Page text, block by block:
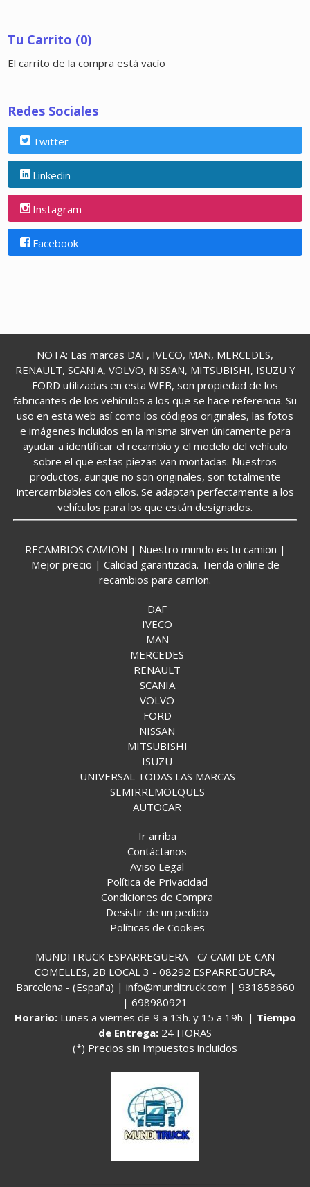
Tu Carrito (0)
El carrito de la compra está vacío
Redes Sociales
Twitter
Linkedin
Instagram
Facebook
NOTA: Las marcas DAF, IVECO, MAN, MERCEDES,
RENAULT, SCANIA, VOLVO, NISSAN, MITSUBISHI, ISUZU Y
FORD utilizadas en esta WEB, son propiedad de los
fabricantes de los vehículos a los que se hace referencia. Su
uso en esta web así como los códigos originales, las fotos
e imágenes incluidos en la misma sirven únicamente para
ayudar a identificar el recambio y el modelo del vehículo
sobre el que estas piezas van montadas. Nuestros
productos, aunque no son originales, son totalmente
intercambiables con ellos. Se adaptan perfectamente a los
vehículos para los que están designados.
RECAMBIOS CAMION | Nuestro mundo es tu camion |
Mejor precio | Calidad garantizada. Tienda online de
recambios para camion.
DAF
IVECO
MAN
MERCEDES
RENAULT
SCANIA
VOLVO
FORD
NISSAN
MITSUBISHI
ISUZU
UNIVERSAL TODAS LAS MARCAS
SEMIRREMOLQUES
AUTOCAR
Ir arriba
Contáctanos
Aviso Legal
Política de Privacidad
Condiciones de Compra
Desistir de un pedido
Políticas de Cookies
MUNDITRUCK ESPARREGUERA - C/ CAMI DE CAN
COMELLES, 2B LOCAL 3 - 08292 ESPARREGUERA,
Barcelona - (España) | info@munditruck.com | 931858660
| 698980921
Horario: Lunes a viernes de 9 a 13h. y 15 a 19h. | Tiempo
de Entrega: 24 HORAS
(*) Precios sin Impuestos incluidos